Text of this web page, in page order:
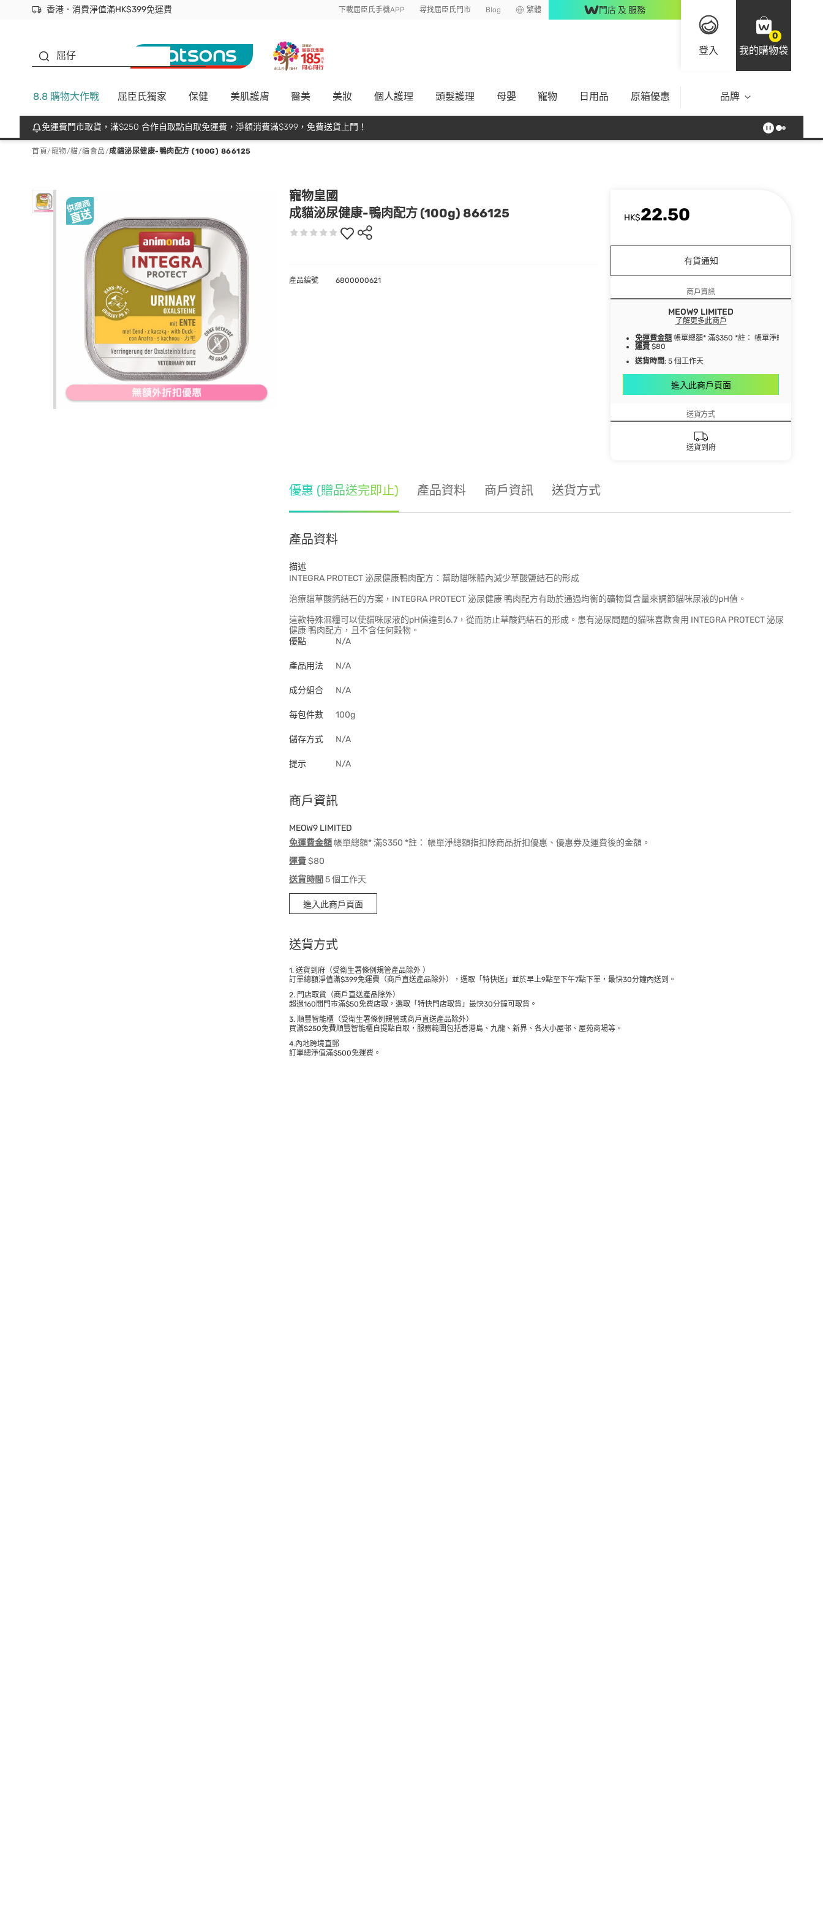
香港．消費淨值滿HK$399免運費
立即成為易賞錢會員盡享獨家優惠
首次APP下單買滿$450 輸入 NEWAPP 即減$50 下載屈臣氏手機APP 尋找屈臣氏門市 Blog 繁體 門店 及 服務
登入
0
我的購物袋
屈仔
8.8 購物大作戰 屈臣氏獨家 保健 美肌護膚 醫美 美妝 個人護理 頭髮護理 母嬰 寵物 日用品 原箱優惠 品牌
免運費門市取貨，滿$250 合作自取點自取免運費，淨額消費滿$399，免費送貨上門！
首頁/寵物/貓/貓食品/成貓泌尿健康-鴨肉配方 (100G) 866125
寵物皇國
成貓泌尿健康-鴨肉配方 (100g) 866125
HK$22.50
有貨通知
商戶資訊
MEOW9 LIMITED
了解更多此商戶
免運費金額 帳單總額* 滿$350 *註： 帳單淨總額指扣除
運費 $80
送貨時間: 5 個工作天
進入此商戶頁面
送貨方式
送貨到府
產品編號 6800000621
優惠 (贈品送完即止) 產品資料 商戶資訊 送貨方式
產品資料
描述
INTEGRA PROTECT 泌尿健康鴨肉配方：幫助貓咪體內減少草酸鹽結石的形成
治療貓草酸鈣結石的方案，INTEGRA PROTECT 泌尿健康 鴨肉配方有助於通過均衡的礦物質含量來調節貓咪尿液的pH值。
這款特殊濕糧可以使貓咪尿液的pH值達到6.7，從而防止草酸鈣結石的形成。患有泌尿問題的貓咪喜歡食用 INTEGRA PROTECT 泌尿
健康 鴨肉配方，且不含任何穀物。
優點
N/A
產品用法 N/A
成分組合 N/A
每包件數 100g
儲存方式 N/A
提示 N/A
商戶資訊
MEOW9 LIMITED
免運費金額 帳單總額* 滿$350 *註： 帳單淨總額指扣除商品折扣優惠、優惠券及運費後的金額。
運費$80
送貨時間 5 個工作天
進入此商戶頁面
送貨方式
1. 送貨到府（受衛生署條例規管產品除外 ）
訂單總額淨值滿$399免運費（商戶直送產品除外），選取「特快送」並於早上9點至下午7點下單，最快30分鐘內送到​。
2. 門店取貨（商戶直送產品除外）
超過160間門市滿$50免費店取，選取「特快門店取貨」最快30分鐘可取貨。
3. 順豐智能櫃（受衛生署條例規管或商戶直送產品除外）
買滿$250免費順豐智能櫃自提點自取，服務範圍包括香港島、九龍、新界、各大小屋邨、屋苑商場等。
4.內地跨境直郵
訂單總淨值滿$500免運費。